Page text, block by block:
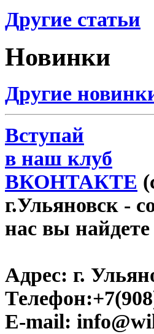
Другие статьи
Новинки
Другие
Вступай
в наш клуб
ВКОНТАКТЕ
г.Ульяновск -
нас вы
Адрес: г.
Телефон:
E-mail: